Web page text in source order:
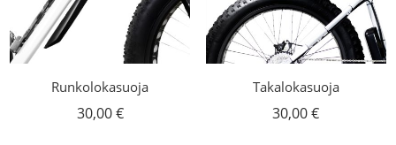
Runkolokasuoja
30,00€
Takalokasuoja
30,00€